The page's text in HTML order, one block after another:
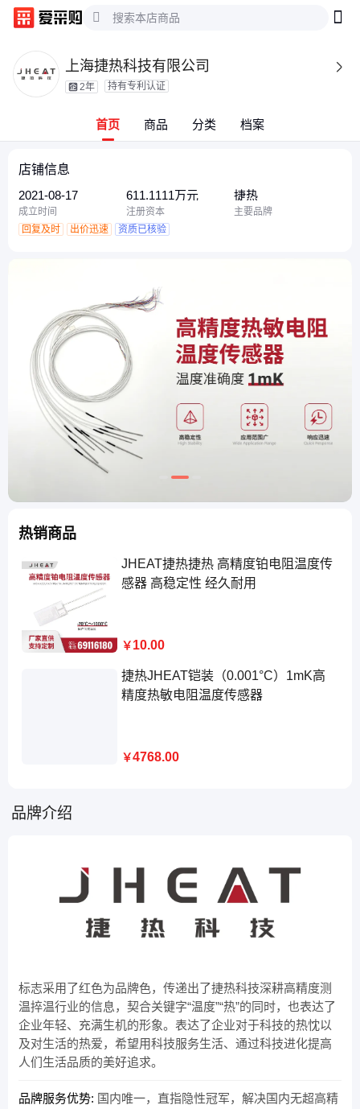
上海捷热科技有限公司 
2年 持有专利认证
首页 商品 分类 档案
店铺信息
2021-08-17
成立时间
611.1111万元
注册资本
捷热
主要品牌
回复及时
出价迅速 资质已核验
热销商品
JHEAT捷热捷热 高精度铂电阻温度传
感器 高稳定性 经久耐用
￥10.00
捷热JHEAT铠装（0.001°C）1mK高
精度热敏电阻温度传感器
￥4768.00
品牌介绍
标志采用了红色为品牌色，传递出了捷热科技深耕高精度测
温捽温行业的信息，契合关键字“温度”“热”的同时，也表达了
企业年轻、充满生机的形象。表达了企业对于科技的热忱以
及对生活的热爱，希望用科技服务生活、通过科技进化提高
人们生活品质的美好追求。
品牌服务优势: 国内唯一，直指隐性冠军，解决国内无超高精